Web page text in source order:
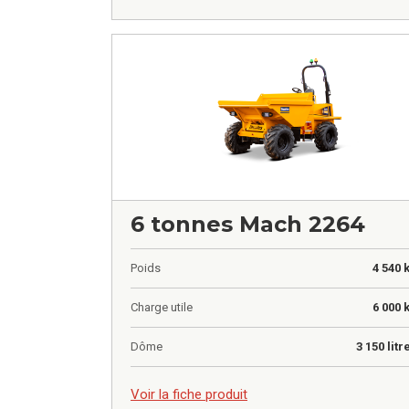
6 tonnes Mach 2264
Poids 4 540
Charge utile 6 000
Dôme 3 150
Voir la fiche produit